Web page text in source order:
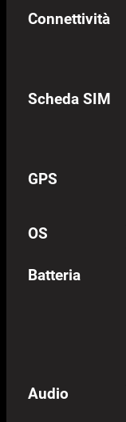
Connettività
Scheda SIM
GPS
OS
Batteria
Audio